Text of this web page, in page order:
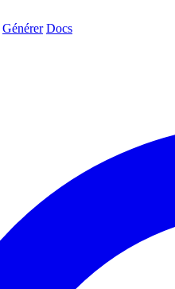
Générer Docs